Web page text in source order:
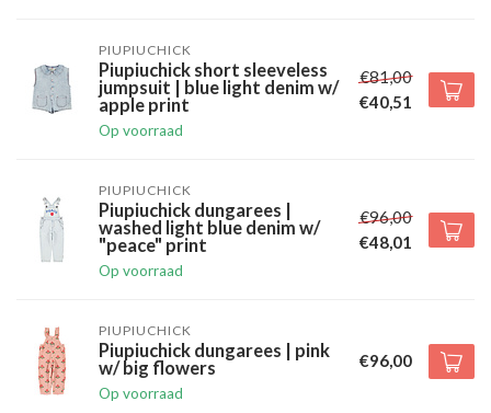
PIUPIUCHICK
Piupiuchick short sleeveless
jumpsuit | blue light denim w/
apple print
Op voorraad
€81,00
€40,51
PIUPIUCHICK
Piupiuchick dungarees |
washed light blue denim w/
"peace" print
Op voorraad
€96,00
€48,01
PIUPIUCHICK
Piupiuchick dungarees | pink
w/ big flowers
Op voorraad
€96,00